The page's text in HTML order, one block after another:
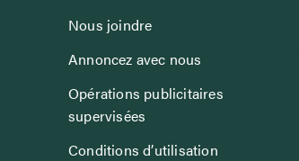
Nous joindre
Annoncez avec nous
Opérations publicitaires
supervisées
Conditions d’utilisation